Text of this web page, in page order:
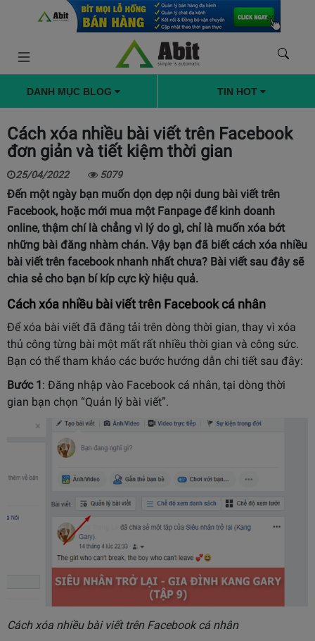
DANH MỤC BLOG TIN HOT
Cách xóa nhiều bài viết trên Facebook
đơn giản và tiết kiệm thời gian
25/04/2022 5079
Đến một ngày bạn muốn dọn dẹp nội dung bài viết trên
Facebook, hoặc mới mua một Fanpage để kinh doanh
online, thậm chí là chẳng vì lý do gì, chỉ là muốn xóa bớt
những bài đăng nhàm chán. Vậy bạn đã biết cách xóa nhiều
bài viết trên facebook nhanh nhất chưa? Bài viết sau đây sẽ
chia sẻ cho bạn bí kíp cực kỳ hiệu quả.
Cách xóa nhiều bài viết trên Facebook cá nhân
Để xóa bài viết đã đăng tải trên dòng thời gian, thay vì xóa
thủ công từng bài một mất rất nhiều thời gian và công sức.
Bạn có thể tham khảo các bước hướng dẫn chi tiết sau đây:
Bước 1: Đăng nhập vào Facebook cá nhân, tại dòng thời
gian bạn chọn “Quản lý bài viết”.
Cách xóa nhiều bài viết trên Facebook cá nhân